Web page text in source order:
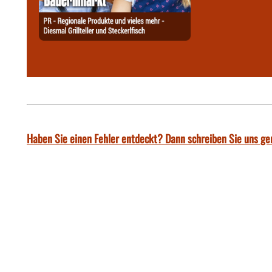
Haben Sie einen Fehler entdeckt? Dann schreiben Sie uns